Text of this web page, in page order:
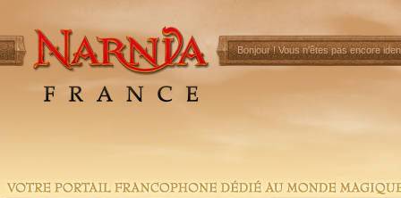
Bonjour !Vous n'êtes pas encore